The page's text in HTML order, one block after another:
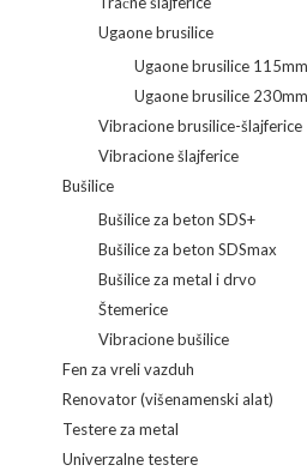
Ugaone brusilice
Ugaone brusilice
Ugaone brusilice 230mm
Vibracione brusilice-šlajferice
Vibracione šlajferice
Bušilice
Bušilice za beton SDS+
Bušilice za beton SDSmax
Bušilice za metal i drvo
Štemerice
Vibracione bušilice
Fen za vreli vazduh
Renovator (višenamenski alat)
Testere za metal
Univerzalne testere